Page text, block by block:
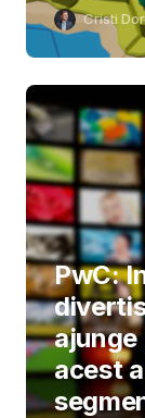
Cristi
PwC:
ajunge
acest